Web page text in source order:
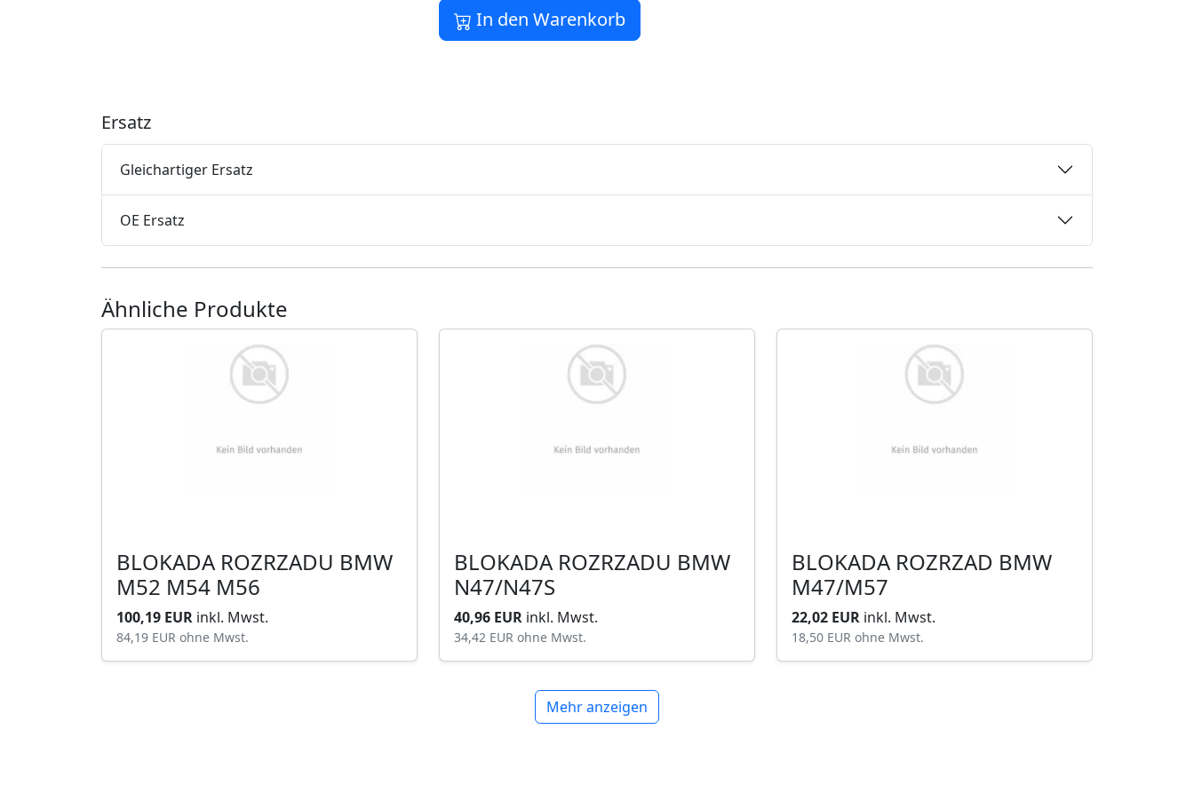
In den Warenkorb
Ersatz
Gleichartiger Ersatz
OE Ersatz
Ähnliche Produkte
BLOKADA ROZRZADU BMW
M52 M54 M56
100,19 EUR inkl. Mwst.
84,19 EUR ohne Mwst.
BLOKADA ROZRZADU BMW
N47/N47S
40,96 EUR inkl. Mwst.
34,42 EUR ohne Mwst.
BLOKADA ROZRZAD BMW
M47/M57
22,02 EUR inkl. Mwst.
18,50 EUR ohne Mwst.
Mehr anzeigen